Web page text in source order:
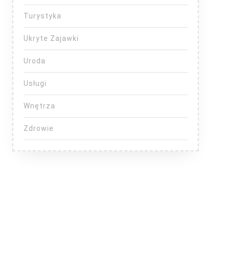
Turystyka
Ukryte Zajawki
Uroda
Usługi
Wnętrza
Zdrowie